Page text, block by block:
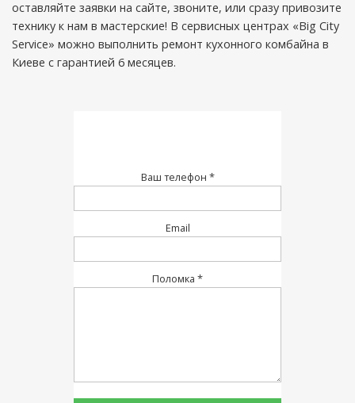
оставляйте заявки на сайте, звоните, или сразу привозите
технику к нам в мастерские! В сервисных центрах «Big City
Service» можно выполнить ремонт кухонного комбайна в
Киеве с гарантией 6 месяцев.
Ваш телефон *
Email
Поломка *